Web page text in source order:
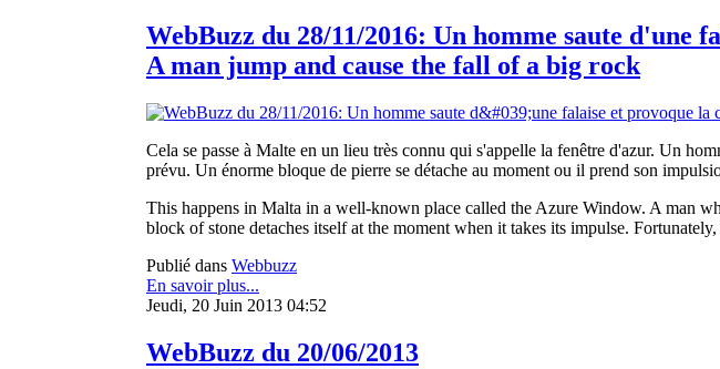
WebBuzz du 28/11/2016: Un homme saute d'une
A man jump and cause the fall of a big rock
Cela se passe à Malte en un lieu très connu qui s'appelle la fenêtre d'azur. Un
prévu. Un énorme bloque de pierre se détache au moment ou il prend son
This happens in Malta in a well-known place called the Azure Window. A man
block of stone detaches itself at the moment when it takes its impulse.
Publié dans Webbuzz
En savoir plus...
Jeudi, 20 Juin 2013 04:52
WebBuzz du 20/06/2013